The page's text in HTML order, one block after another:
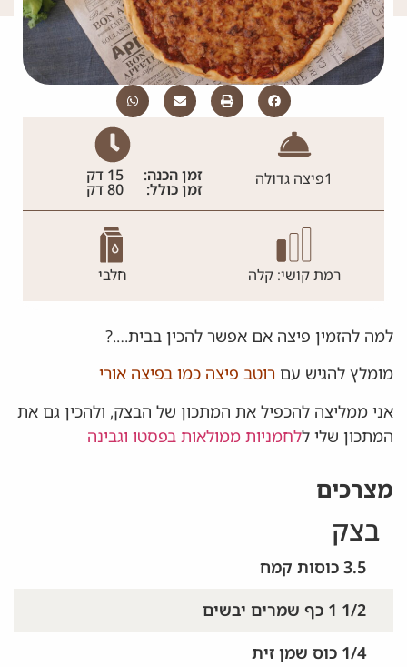
1פיצה גדולה זמן הכנה: 15 דק
זמן כולל: 80 דק
רמת קושי: קלה חלבי
למה להזמין פיצה אם אפשר להכין בבית….?
מומלץ להגיש עם רוטב פיצה כמו בפיצה אורי
אני ממליצה להכפיל את המתכון של הבצק, ולהכין גם את
המתכון שלי ללחמניות ממולאות בפסטו וגבינה
מצרכים
בצק
3.5 כוסות קמח
1/2 1 כף שמרים יבשים
1/4 כוס שמן זית